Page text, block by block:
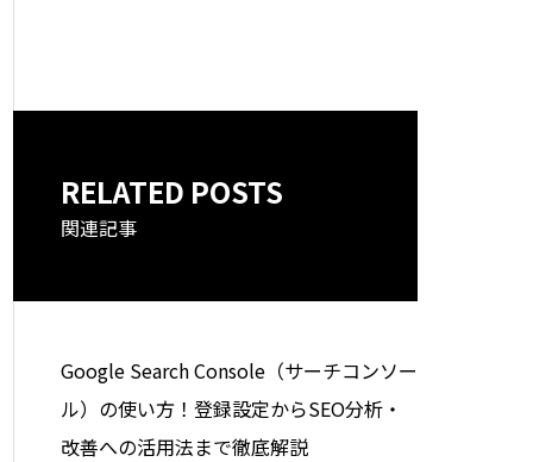
RELATED POSTS
関連記事
Google Search Console（サーチコンソー
ル）の使い方！登録設定からSEO分析・
改善への活用法まで徹底解説